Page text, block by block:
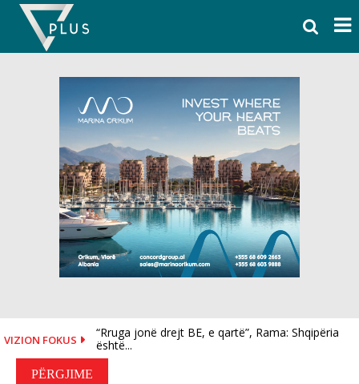
Skip
content
VIZION FOKUS
“Rruga jonë drejt BE, e qartë”, Rama: Shqipëria
është...
Reali, dy goditje në pak orë! Blen Diomande dhe...
PËRGJIME